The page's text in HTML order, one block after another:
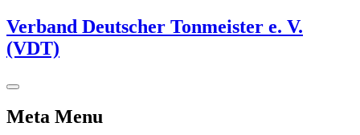
Verband Deutscher Tonmeister e. V.
(VDT)
Meta Menu